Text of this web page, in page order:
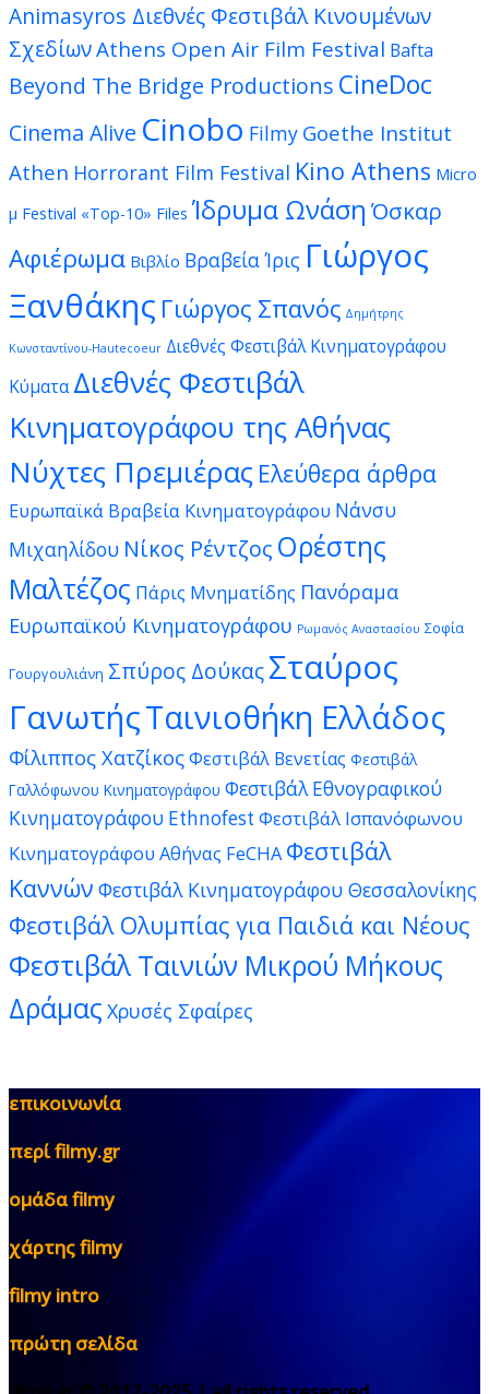
Animasyros Διεθνές Φεστιβάλ Κινουμένων
ΣχεδίωνAthens Open Air Film Festival Bafta
Beyond The Bridge Productions CineDoc
Cinema Alive Cinobo Filmy Goethe Institut
Athen Horrorant Film Festival Kino Athens Micro
μ Festival «Top-10» Files Ίδρυμα Ωνάση Όσκαρ
Αφιέρωμα Βιβλίο Βραβεία Ίρις Γιώργος
Ξανθάκης Γιώργος Σπανός Δημήτρης
Κωνσταντίνου-Hautecoeur Διεθνές Φεστιβάλ Κινηματογράφου
Κύματα Διεθνές Φεστιβάλ
Κινηματογράφου της Αθήνας
Νύχτες Πρεμιέρας Ελεύθερα άρθρα
Ευρωπαϊκά Βραβεία Κινηματογράφου Νάνσυ
Μιχαηλίδου Νίκος Ρέντζος Ορέστης
Μαλτέζος Πάρις Μνηματίδης Πανόραμα
Ευρωπαϊκού Κινηματογράφου Ρωμανός Αναστασίου Σοφία
Γουργουλιάνη Σπύρος ΔούκαςΣταύρος
ΓανωτήςΤαινιοθήκη Ελλάδος
Φίλιππος ΧατζίκοςΦεστιβάλ Βενετίας Φεστιβάλ
Γαλλόφωνου Κινηματογράφου Φεστιβάλ Εθνογραφικού
Κινηματογράφου Ethnofest Φεστιβάλ Ισπανόφωνου
Κινηματογράφου Αθήνας FeCHA Φεστιβάλ
Καννών Φεστιβάλ Κινηματογράφου Θεσσαλονίκης
Φεστιβάλ Ολυμπίας για Παιδιά και Νέους
Φεστιβάλ Ταινιών Μικρού Μήκους
Δράμας Χρυσές Σφαίρες
επικοινωνία
περί filmy.gr
ομάδα filmy
χάρτης filmy
filmy intro
πρώτη σελίδα